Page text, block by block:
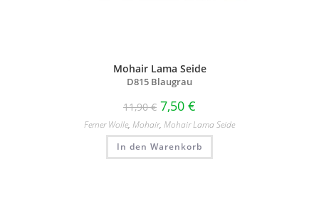
Mohair Lama Seide
D815 Blaugrau
11,90€ 7,50 €
Ferner Wolle, Mohair, Mohair Lama Seide
In den Warenkorb